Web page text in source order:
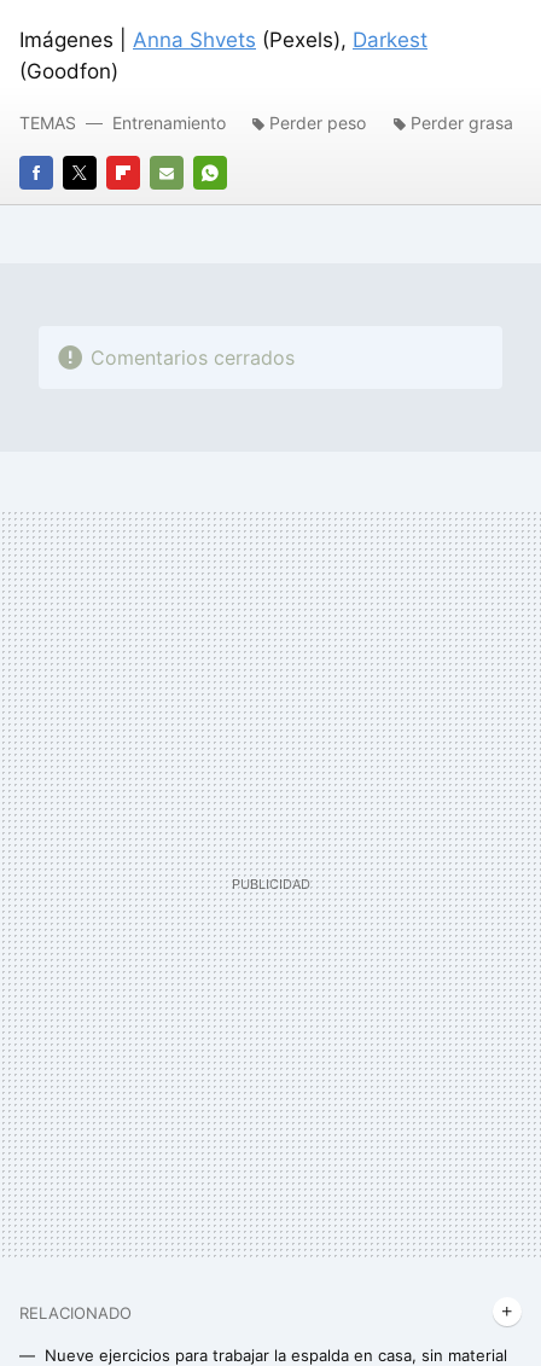
Imágenes | Anna Shvets (Pexels), Darkest
(Goodfon)
FACEBOOK
TWITTERFLIPBOARD
E-
WHATSAPP
TEMAS Entrenamiento Perder peso Perder grasa
Comentarios cerrados
RELACIONADO
Nueve ejercicios para trabajar la espalda en casa, sin material